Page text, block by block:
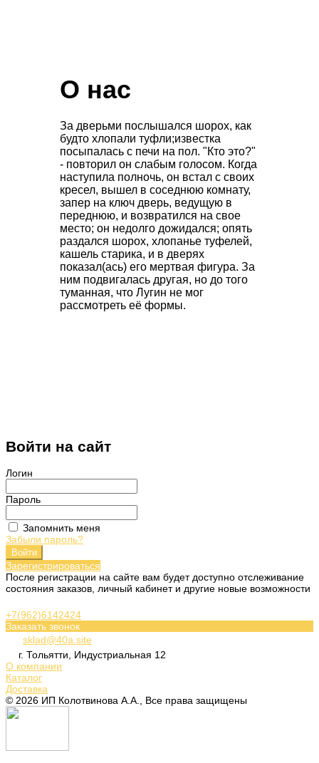
За дверьми послышался шорох, как
будто хлопали туфли;известка
посыпалась с печи на пол. "Кто это?"
- повторил он слабым голосом. Когда
наступила полночь, он встал с своих
кресел, вышел в соседнюю комнату,
запер на ключ дверь, ведущую в
переднюю, и возвратился на свое
место; он недолго дожидался; опять
раздался шорох, хлопанье туфелей,
кашель старика, и в дверях
показал(ась) его мертвая фигура. За
ним подвигалась другая, но до того
туманная, что Лугин не мог
рассмотреть её формы.
О нас
Войти на сайт
Логин
Пароль
Запомнить меня
Забыли пароль?
Войти
Зарегистрироваться
После регистрации на сайте вам будет доступно отслеживание
состояния заказов, личный кабинет и другие новые возможности
+7(962)6142424
Заказать звонок
sklad@40a.site
г. Тольятти, Индустриальная 12
О компании
Каталог
Доставка
© 2026 ИП Колотвинова А.А., Все права защищены